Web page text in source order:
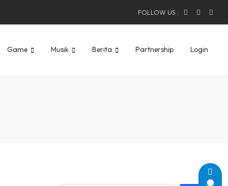
FOLLOW US :
Game Musik Berita Partnership Login